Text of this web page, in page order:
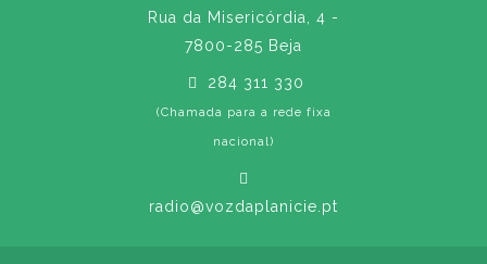
Rua da Misericórdia, 4 -
7800-285 Beja
284 311 330
(Chamada para a rede fixa
nacional)
radio@vozdaplanicie.pt